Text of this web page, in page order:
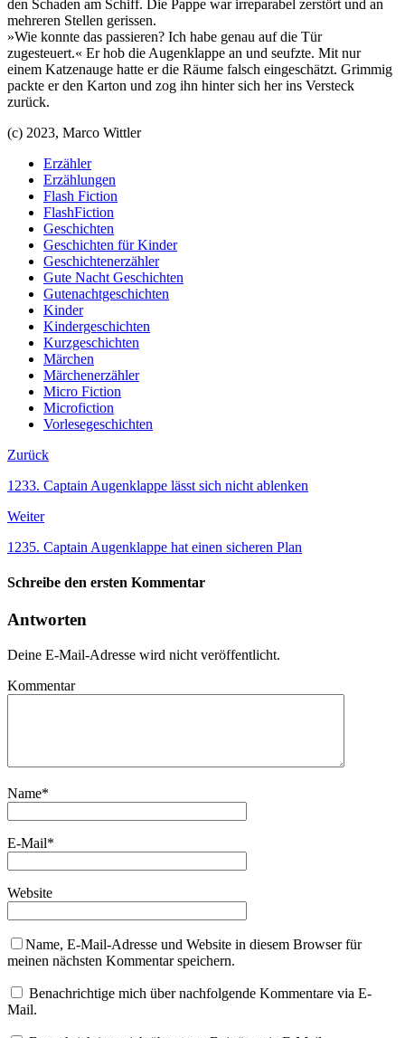
den Schaden am Schiff. Die Pappe war irreparabel zerstört und an
mehreren Stellen gerissen.
»Wie konnte das passieren? Ich habe genau auf die Tür
zugesteuert.« Er hob die Augenklappe an und seufzte. Mit nur
einem Katzenauge hatte er die Räume falsch eingeschätzt. Grimmig
packte er den Karton und zog ihn hinter sich her ins Versteck
zurück.
(c) 2023, Marco Wittler
Erzähler
Erzählungen
Flash Fiction
FlashFiction
Geschichten
Geschichten für Kinder
Geschichtenerzähler
Gute Nacht Geschichten
Gutenachtgeschichten
Kinder
Kindergeschichten
Kurzgeschichten
Märchen
Märchenerzähler
Micro Fiction
Microfiction
Vorlesegeschichten
Zurück
1233. Captain Augenklappe lässt sich nicht ablenken
Weiter
1235. Captain Augenklappe hat einen sicheren Plan
Schreibe den ersten Kommentar
Antworten
Deine E-Mail-Adresse wird nicht veröffentlicht.
Kommentar
Name*
E-Mail*
Website
Name, E-Mail-Adresse und Website in diesem Browser für
meinen nächsten Kommentar speichern.
Benachrichtige mich über nachfolgende Kommentare via E-
Mail.